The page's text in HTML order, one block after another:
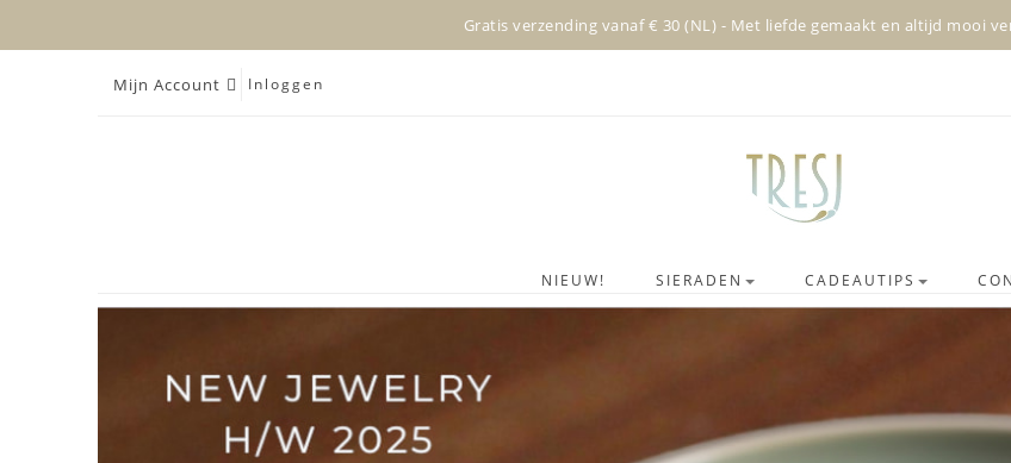
Gratis verzending vanaf € 30 (NL) - Met liefde gemaakt en altijd mooi
Mijn Account Inloggen
NIEUW! SIERADEN CADEAUTIPS